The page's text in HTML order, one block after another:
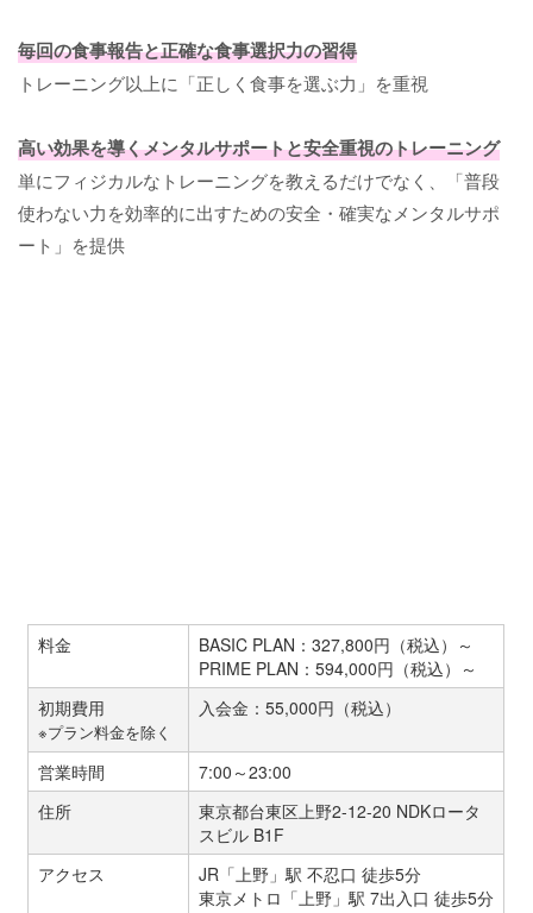
毎回の食事報告と正確な食事選択力の習得
トレーニング以上に「正しく食事を選ぶ力」を重視
高い効果を導くメンタルサポートと安全重視のトレーニング
単にフィジカルなトレーニングを教えるだけでなく、「普段
使わない力を効率的に出すための安全・確実なメンタルサポ
ート」を提供
料金
BASIC PLAN：327,800円（税込）～
PRIME PLAN：594,000円（税込）～
初期費用
※プラン料金を除く
入会金：55,000円（税込）
営業時間
7:00～23:00
住所
東京都台東区上野2-12-20 NDKロータ
スビル B1F
アクセス
JR「上野」駅 不忍口 徒歩5分
東京メトロ「上野」駅 7出入口 徒歩5分